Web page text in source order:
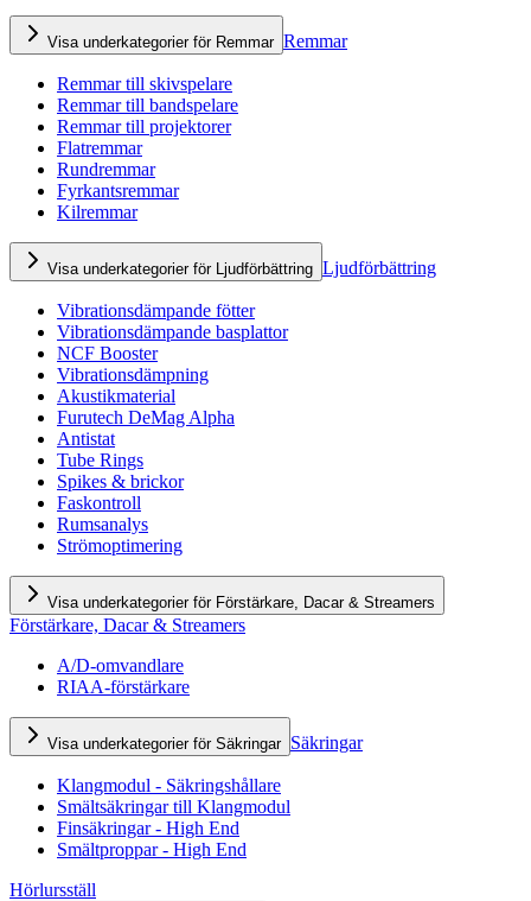
Visa underkategorier för Remmar Remmar
Remmar till skivspelare
Remmar till bandspelare
Remmar till projektorer
Flatremmar
Rundremmar
Fyrkantsremmar
Kilremmar
Visa underkategorier för Ljudförbättring Ljudförbättring
Vibrationsdämpande fötter
Vibrationsdämpande basplattor
NCF Booster
Vibrationsdämpning
Akustikmaterial
Furutech DeMag Alpha
Antistat
Tube Rings
Spikes & brickor
Faskontroll
Rumsanalys
Strömoptimering
Visa underkategorier för Förstärkare, Dacar & Streamers
Förstärkare, Dacar & Streamers
A/D-omvandlare
RIAA-förstärkare
Visa underkategorier för Säkringar Säkringar
Klangmodul - Säkringshållare
Smältsäkringar till Klangmodul
Finsäkringar - High End
Smältproppar - High End
Hörlursställ